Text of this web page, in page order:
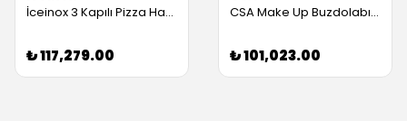
İceinox 3 Kapılı Pizza Hazırlık Dolabı Yüksek Ayaklı (Servis Garantili)
₺ 117,279.00
CSA Make Up Buzdolabı, 3 Kapılı, 474 L (Servis Garantili)
₺ 101,023.00